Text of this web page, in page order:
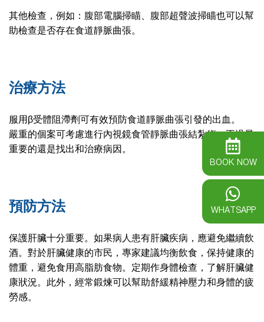
其他檢查，例如：腹部電腦掃瞄、腹部超聲波掃瞄也可以幫
助檢查是否存在食道靜脈曲張。
治療方法
服用β受體阻滯劑可有效預防食道靜脈曲張引發的出血。
嚴重的個案可考慮進行內視鏡食管靜脈曲張結紮術，不過最
重要的還是找出和治療病因。
預防方法
保護肝臟十分重要。如果病人患有肝臟疾病，應避免繼續飲
酒。對於肝臟健康的市民，專家建議均衡飲食，保持健康的
體重，避免食用高脂肪食物。定期作身體檢查，了解肝臟健
康狀況。此外，經常鍛煉可以幫助舒緩精神壓力和身體的疲
勞感。
BOOK NOW
WHATSAPP